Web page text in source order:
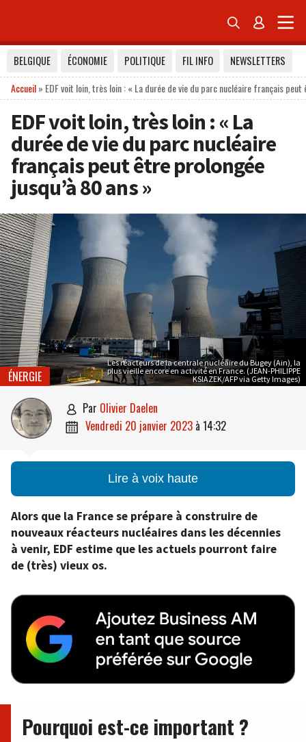
 
BELGIQUE ÉCONOMIE POLITIQUE FIL INFO
NEWSLETTERS
Accueil» EDF voit loin, très loin : « La durée de vie du parc nucléaire français
EDF voit loin, très loin : « La
durée de vie du parc nucléaire
français peut être prolongée
jusqu’à 80 ans »
Les réacteurs de la centrale nucléaire du Bugey (Ain), la
plus vieille encore en activité en France. (JEAN-PHILIPPE
KSIAZEK/AFP via Getty Images)
ÉNERGIE
 par Olivier Daelen
 vendredi 20 janvier 2023 à 14:32
Lire à voix haute
Alors que la France se prépare à construire de
nouveaux réacteurs nucléaires dans les décennies
à venir, EDF estime que les actuels pourront faire
de (très) vieux os.
Pourquoi est-ce important ?